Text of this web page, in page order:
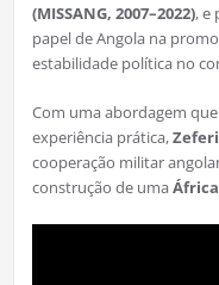
(MISSANG, 2007–2022), e
papel de Angola na
estabilidade política no
Com uma abordagem
experiência prática,
cooperação militar
construção de uma